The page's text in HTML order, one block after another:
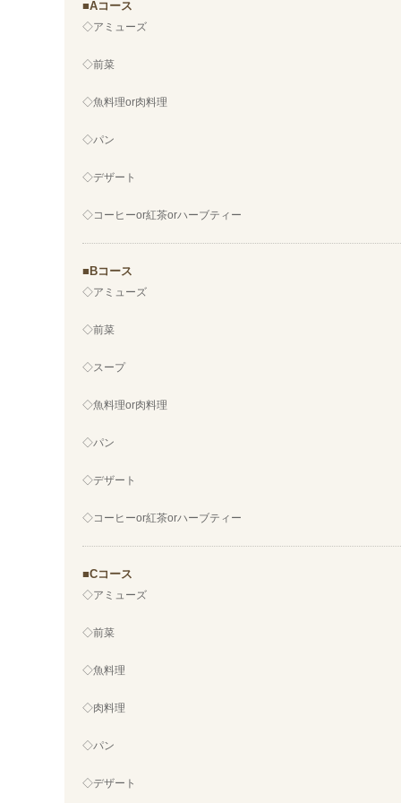
Aコース
◇アミューズ
◇前菜
◇魚料理or肉料理
◇パン
◇デザート
◇コーヒーor紅茶orハーブティー
Bコース
◇アミューズ
◇前菜
◇スープ
◇魚料理or肉料理
◇パン
◇デザート
◇コーヒーor紅茶orハーブティー
Cコース
◇アミューズ
◇前菜
◇魚料理
◇肉料理
◇パン
◇デザート